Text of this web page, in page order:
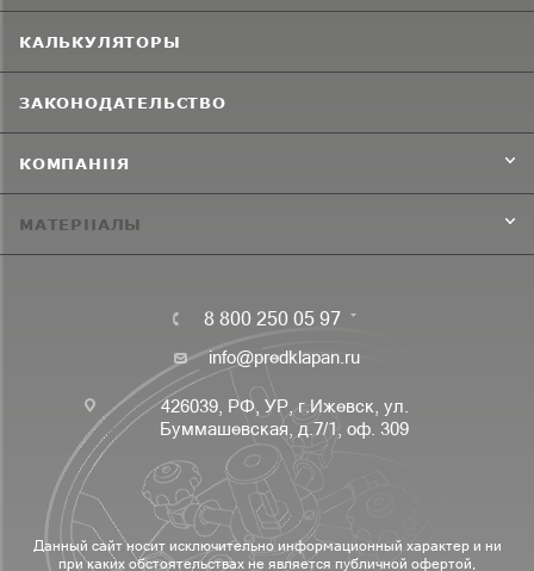
КАЛЬКУЛЯТОРЫ
ЗАКОНОДАТЕЛЬСТВО
КОМПАНИЯ
МАТЕРИАЛЫ
8 800 250 05 97
info@predklapan.ru
426039, РФ, УР, г.Ижевск, ул.
Буммашевская, д.7/1, оф. 309
Данный сайт носит исключительно информационный характер и ни
при каких обстоятельствах не является публичной офертой,